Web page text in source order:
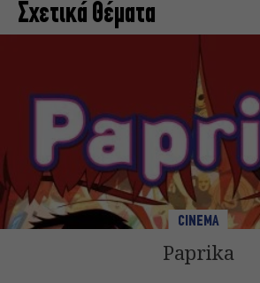
Σχετικά Θέματα
CINEMA
Paprika